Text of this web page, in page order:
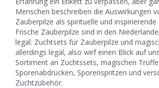
Menschen beschreiben die Auswirkungen
Zauberpilze als spirituelle und inspirierende
Frische Zauberpilze sind in den
legal. Zuchtsets für Zauberpilze und
allerdings legal, also wirf einen Blick auf
Sortiment an Zuchtssets, magischen
Sporenabdrücken, Sporenspritzen und
Zuchtzubehör.